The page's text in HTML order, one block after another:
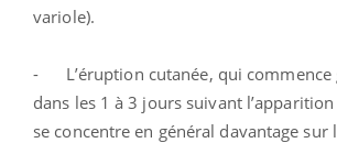
variole).
- L’éruption cutanée, qui commence
dans les 1 à 3 jours suivant
se concentre en général davantage sur